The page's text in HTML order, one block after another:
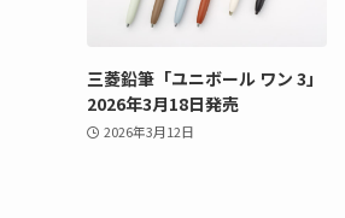
三菱鉛筆「ユニボール ワン 3」
2026年3月18日発売
2026年3月12日